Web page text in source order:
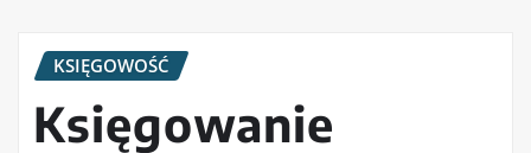
KSIĘGOWOŚĆ
Księgowanie